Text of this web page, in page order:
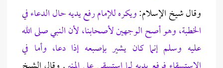
وقال شيخ الإسلام:ويكره للإمام رفع يديه حال الدعاء في
الخطبة، وهو أصح الوجهين لأصحابنا، لأن النبي صلى الله
عليه وسلم إنما كان يشير بإصبعه إذا دعا، وأما في